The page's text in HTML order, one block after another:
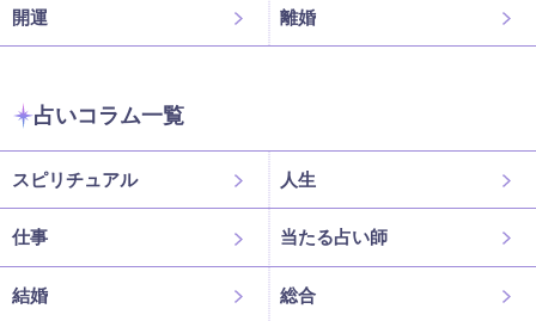
開運 離婚
占いコラム一覧
スピリチュアル 人生
仕事 当たる占い師
結婚 総合